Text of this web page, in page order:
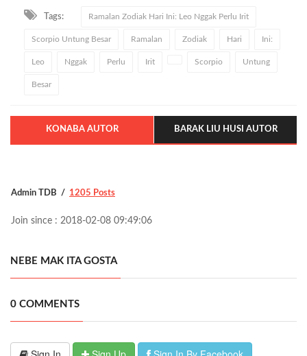
Tags: Ramalan Zodiak Hari Ini: Leo Nggak Perlu Irit
Scorpio Untung Besar Ramalan Zodiak Hari Ini:
Leo Nggak Perlu Irit Scorpio Untung
Besar
KONABA AUTOR BARAK LIU HUSI AUTOR
Admin TDB 1205 Posts
Join since : 2018-02-08 09:49:06
NEBE MAK ITA GOSTA
0 COMMENTS